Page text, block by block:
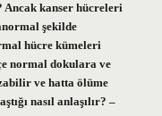
Ancak kanser hücreleri
şekilde
hücre kümeleri
normal dokulara ve
ve hatta ölüme
nasıl anlaşılır? –